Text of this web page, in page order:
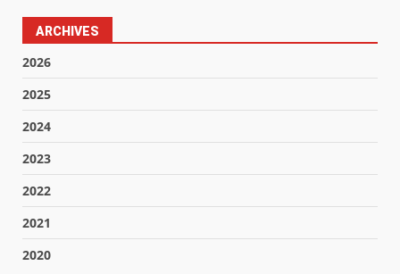
ARCHIVES
2026
2025
2024
2023
2022
2021
2020